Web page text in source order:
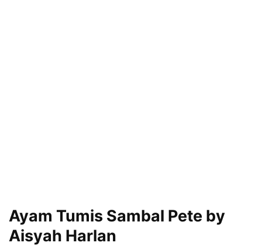
Ayam Tumis Sambal Pete by
Aisyah Harlan